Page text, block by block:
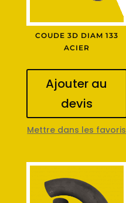
COUDE 3D DIAM 133
ACIER
Ajouter au
devis
Mettre dans les favoris